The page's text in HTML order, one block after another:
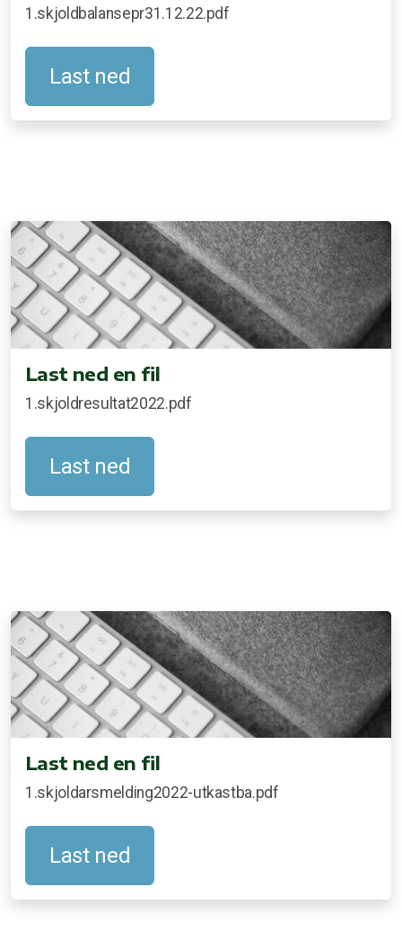
1.skjoldbalansepr31.12.22.pdf
Last ned
Last ned en fil
1.skjoldresultat2022.pdf
Last ned
Last ned en fil
1.skjoldarsmelding2022-utkastba.pdf
Last ned